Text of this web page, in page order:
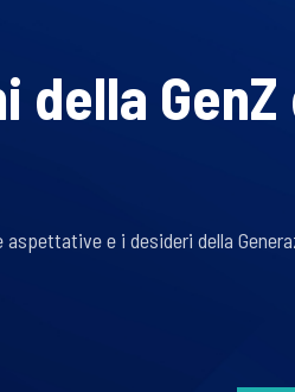
della GenZ
e i desideri della